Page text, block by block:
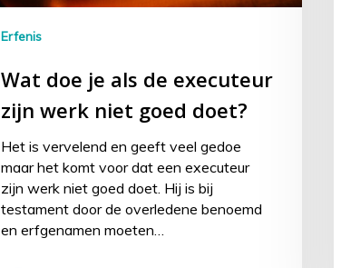
Erfenis
Wat doe je als de executeur
zijn werk niet goed doet?
Het is vervelend en geeft veel gedoe
maar het komt voor dat een executeur
zijn werk niet goed doet. Hij is bij
testament door de overledene benoemd
en erfgenamen moeten…